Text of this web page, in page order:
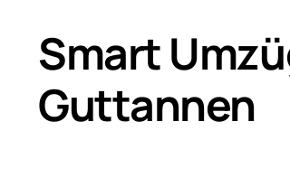
Smart
Guttannen